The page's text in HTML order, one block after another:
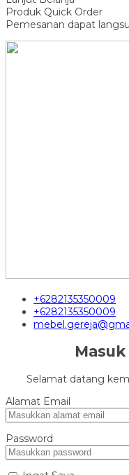
Produk Quick Order
Pemesanan dapat
+6282135350009
+6282135350009
Selamat datang
Alamat Email
Password